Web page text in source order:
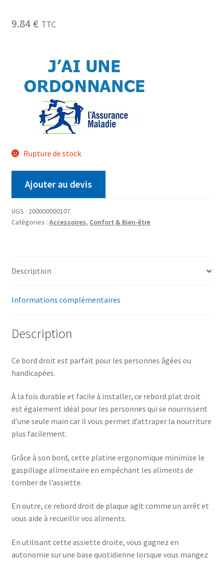
9.84 € TTC
Rupture de stock
Ajouter au devis
UGS : 200000000107
Catégories : Accessoires, Confort & Bien-être
Description
Informations complémentaires
Description
Ce bord droit est parfait pour les personnes âgées ou
handicapées.
À la fois durable et facile à installer, ce rebord plat droit
est également idéal pour les personnes qui se nourrissent
d’une seule main car il vous permet d’attraper la nourriture
plus facilement.
Grâce à son bord, cette platine ergonomique minimise le
gaspillage alimentaire en empêchant les aliments de
tomber de l’assiette.
En outre, ce rebord droit de plaque agit comme un arrêt et
vous aide à recueillir vos aliments.
En utilisant cette assiette droite, vous gagnez en
autonomie sur une base quotidienne lorsque vous mangez